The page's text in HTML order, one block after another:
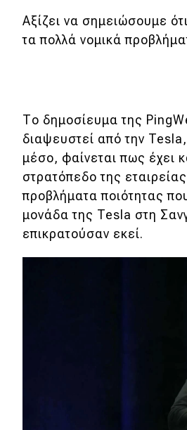
Formula 1
WRC
Eco
Νέα
Τεχνολογία
Mobility
Σταθμοί φόρτισης
Αξίζει να σημειώσουμε
τα πολλά νομικά
Το δημοσίευμα της
διαψευστεί από την
μέσο, φαίνεται πως έχει
στρατόπεδο της
προβλήματα ποιότητας
μονάδα της Tesla στη
επικρατούσαν εκεί.